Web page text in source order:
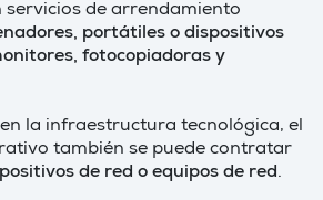
servicios de arrendamiento
portátiles o dispositivos
fotocopiadoras y
la infraestructura tecnológica, el
también se puede contratar
de red o equipos de red.